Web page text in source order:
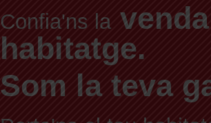
Confia'ns la
habitatge.
Som la teva